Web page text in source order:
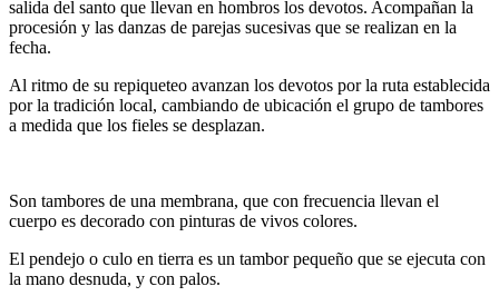
salida del santo que llevan en hombros los devotos. Acompañan la
procesión y las danzas de parejas sucesivas que se realizan en la
fecha.
Al ritmo de su repiqueteo avanzan los devotos por la ruta establecida
por la tradición local, cambiando de ubicación el grupo de tambores
a medida que los fieles se desplazan.
Son tambores de una membrana, que con frecuencia llevan el
cuerpo es decorado con pinturas de vivos colores.
El pendejo o culo en tierra es un tambor pequeño que se ejecuta con
la mano desnuda, y con palos.